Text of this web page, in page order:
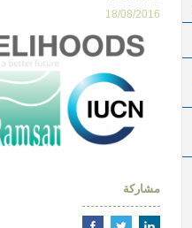
18/08/2016
مشاركة